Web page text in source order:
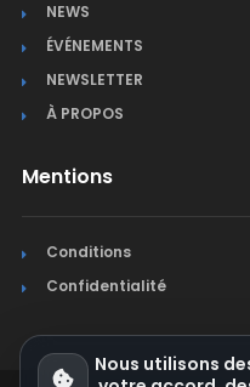
NEWS
ÉVÉNEMENTS
NEWSLETTER
À PROPOS
Mentions
Conditions
Confidentialité
Nous utilisons